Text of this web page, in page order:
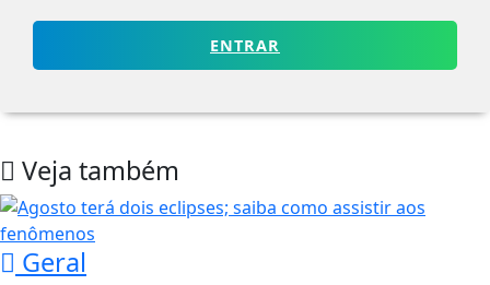
ENTRAR
Veja também
Geral